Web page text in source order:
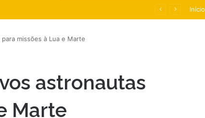
Início
missões à Lua e Marte
astronautas
Marte